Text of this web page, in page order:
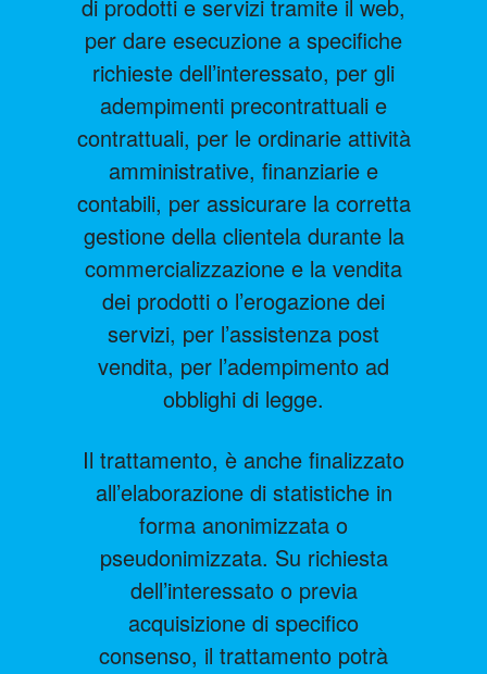
di prodotti e servizi tramite il web,
per dare esecuzione a specifiche
richieste dell’interessato, per gli
adempimenti precontrattuali e
contrattuali, per le ordinarie attività
amministrative, finanziarie e
contabili, per assicurare la corretta
gestione della clientela durante la
commercializzazione e la vendita
dei prodotti o l’erogazione dei
servizi, per l’assistenza post
vendita, per l’adempimento ad
obblighi di legge.
Il trattamento, è anche finalizzato
all’elaborazione di statistiche in
forma anonimizzata o
pseudonimizzata. Su richiesta
dell’interessato o previa
acquisizione di specifico
consenso, il trattamento potrà